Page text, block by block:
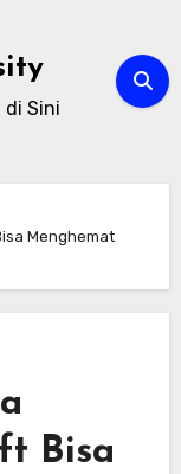
di Sini
Menghemat
Bisa